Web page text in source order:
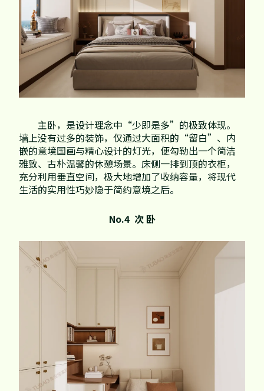
主卧，是设计理念中“少即是多”的极致体现。
墙上没有过多的装饰，仅通过大面积的“留白”、内
嵌的意境国画与精心设计的灯光，便勾勒出一个简洁
雅致、古朴温馨的休憩场景。床侧一排到顶的衣柜，
充分利用垂直空间，极大地增加了收纳容量，将现代
生活的实用性巧妙隐于简约意境之后。
No.4 次 卧